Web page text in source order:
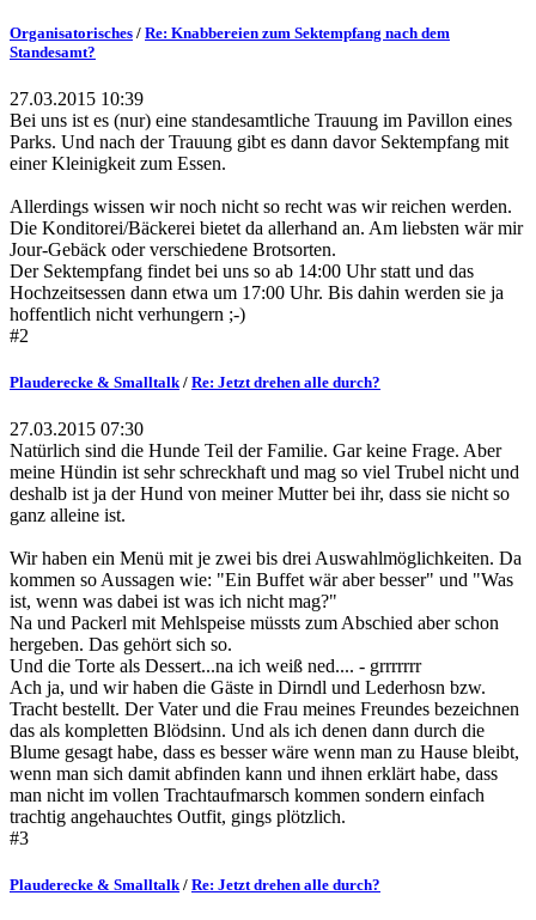
Organisatorisches / Re: Knabbereien zum Sektempfang nach dem
Standesamt?
27.03.2015 10:39
Bei uns ist es (nur) eine standesamtliche Trauung im Pavillon eines
Parks. Und nach der Trauung gibt es dann davor Sektempfang mit
einer Kleinigkeit zum Essen.
Allerdings wissen wir noch nicht so recht was wir reichen werden.
Die Konditorei/Bäckerei bietet da allerhand an. Am liebsten wär mir
Jour-Gebäck oder verschiedene Brotsorten.
Der Sektempfang findet bei uns so ab 14:00 Uhr statt und das
Hochzeitsessen dann etwa um 17:00 Uhr. Bis dahin werden sie ja
hoffentlich nicht verhungern ;-)
#2
Plauderecke & Smalltalk/ Re: Jetzt drehen alle durch?
27.03.2015 07:30
Natürlich sind die Hunde Teil der Familie. Gar keine Frage. Aber
meine Hündin ist sehr schreckhaft und mag so viel Trubel nicht und
deshalb ist ja der Hund von meiner Mutter bei ihr, dass sie nicht so
ganz alleine ist.
Wir haben ein Menü mit je zwei bis drei Auswahlmöglichkeiten. Da
kommen so Aussagen wie: "Ein Buffet wär aber besser" und "Was
ist, wenn was dabei ist was ich nicht mag?"
Na und Packerl mit Mehlspeise müssts zum Abschied aber schon
hergeben. Das gehört sich so.
Und die Torte als Dessert...na ich weiß ned.... - grrrrrrr
Ach ja, und wir haben die Gäste in Dirndl und Lederhosn bzw.
Tracht bestellt. Der Vater und die Frau meines Freundes bezeichnen
das als kompletten Blödsinn. Und als ich denen dann durch die
Blume gesagt habe, dass es besser wäre wenn man zu Hause bleibt,
wenn man sich damit abfinden kann und ihnen erklärt habe, dass
man nicht im vollen Trachtaufmarsch kommen sondern einfach
trachtig angehauchtes Outfit, gings plötzlich.
#3
Plauderecke & Smalltalk/ Re: Jetzt drehen alle durch?